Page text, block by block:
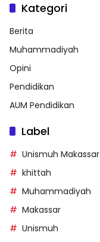
Kategori
Berita
Muhammadiyah
Opini
Pendidikan
AUM Pendidikan
Label
Unismuh Makassar
khittah
Muhammadiyah
Makassar
Unismuh